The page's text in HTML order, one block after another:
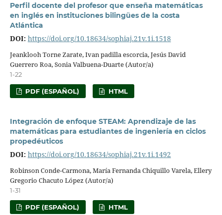
Perfil docente del profesor que enseña matemáticas
en inglés en instituciones bilingües de la costa
Atlántica
DOI: https://doi.org/10.18634/sophiaj.21v.1i.1518
Jeanklooh Torne Zarate, Ivan padilla escorcia, Jesús David
Guerrero Roa, Sonia Valbuena-Duarte (Autor/a)
1-22
PDF (ESPAÑOL) HTML
Integración de enfoque STEAM: Aprendizaje de las
matemáticas para estudiantes de ingeniería en ciclos
propedéuticos
DOI: https://doi.org/10.18634/sophiaj.21v.1i.1492
Robinson Conde-Carmona, María Fernanda Chiquillo Varela, Ellery
Gregorio Chacuto López (Autor/a)
1-31
PDF (ESPAÑOL) HTML